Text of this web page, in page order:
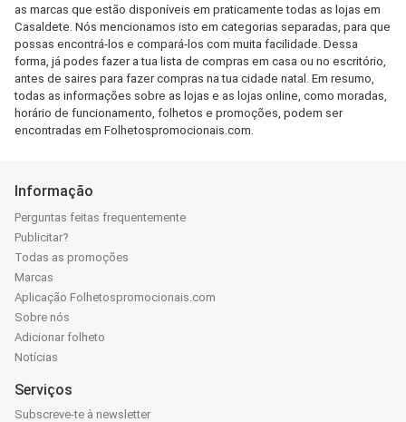
as marcas que estão disponíveis em praticamente todas as lojas em
Casaldete. Nós mencionamos isto em categorias separadas, para que
possas encontrá-los e compará-los com muita facilidade. Dessa
forma, já podes fazer a tua lista de compras em casa ou no escritório,
antes de saires para fazer compras na tua cidade natal. Em resumo,
todas as informações sobre as lojas e as lojas online, como moradas,
horário de funcionamento, folhetos e promoções, podem ser
encontradas em Folhetospromocionais.com.
Informação
Perguntas feitas frequentemente
Publicitar?
Todas as promoções
Marcas
Aplicação Folhetospromocionais.com
Sobre nós
Adicionar folheto
Notícias
Serviços
Subscreve-te à newsletter